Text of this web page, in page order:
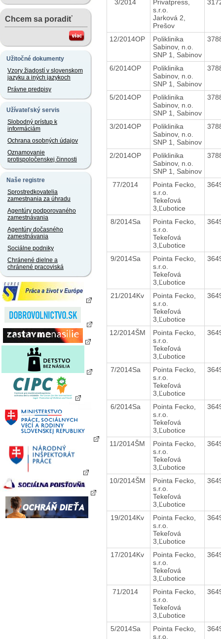
Chcem sa poradiť
Užitočné dokumenty
Vzory žiadostí v slovenskom
jazyku a iných jazykoch
Právne predpisy
Užívateľský servis
Slobodný prístup k
informáciám
Ochrana osobných údajov
Oznamovanie
protispoločenskej činnosti
Naše registre
Sprostredkovatelia
zamestnania za úhradu
Agentúry podporovaného
zamestnávania
Agentúry dočasného
zamestnávania
Sociálne podniky
Chránené dielne a
chránené pracoviská
3/2014
Privatpress,
s.r.o.
Jarková 2,
Prešov
12/2014OP
Poliklinika
Sabinov, n.o.
SNP 1, Sabinov
6/2014OP
Poliklinika
Sabinov, n.o.
SNP 1, Sabinov
5/2014OP
Poliklinika
Sabinov, n.o.
SNP 1, Sabinov
3/2014OP
Poliklinika
Sabinov, n.o.
SNP 1, Sabinov
2/2014OP
Poliklinika
Sabinov, n.o.
SNP 1, Sabinov
77/2014
Pointa Fecko,
s.r.o.
Tekeľová
3,Ľubotice
8/2014Sa
Pointa Fecko,
s.r.o.
Tekeľová
3,Ľubotice
9/2014Sa
Pointa Fecko,
s.r.o.
Tekeľová
3,Ľubotice
21/2014Kv
Pointa Fecko,
s.r.o.
Tekeľová
3,Ľubotice
12/2014ŠM
Pointa Fecko,
s.r.o.
Tekeľová
3,Ľubotice
7/2014Sa
Pointa Fecko,
s.r.o.
Tekeľová
3,Ľubotice
6/2014Sa
Pointa Fecko,
s.r.o.
Tekeľová
3,Ľubotice
11/2014ŠM
Pointa Fecko,
s.r.o.
Tekeľová
3,Ľubotice
10/2014ŠM
Pointa Fecko,
s.r.o.
Tekeľová
3,Ľubotice
19/2014Kv
Pointa Fecko,
s.r.o.
Tekeľová
3,Ľubotice
17/2014Kv
Pointa Fecko,
s.r.o.
Tekeľová
3,Ľubotice
71/2014
Pointa Fecko,
s.r.o.
Tekeľová
3,Ľubotice
5/2014Sa
Pointa Fecko,
s.r.o.